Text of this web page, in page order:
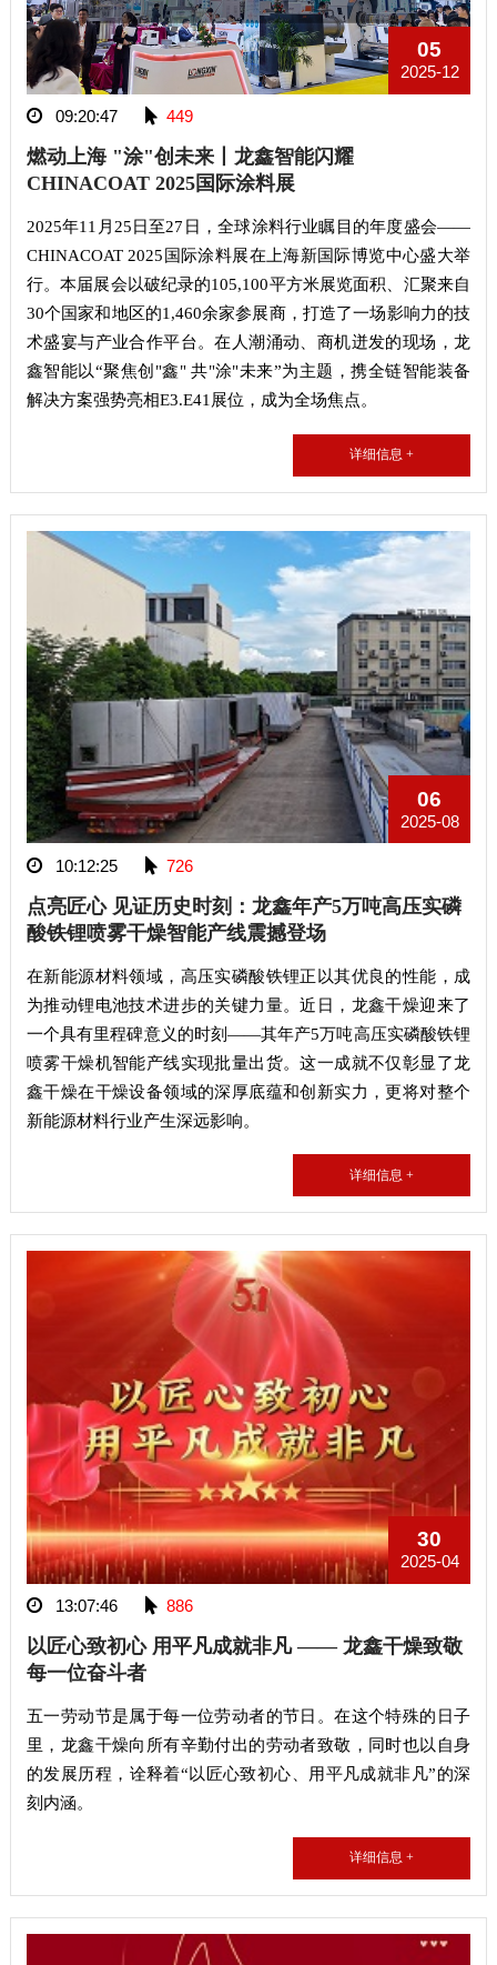
05
2025-12
09:20:47 449
燃动上海 "涂"创未来丨龙鑫智能闪耀
CHINACOAT 2025国际涂料展
2025年11月25日至27日，全球涂料行业瞩目的年度盛会——
CHINACOAT 2025国际涂料展在上海新国际博览中心盛大举
行。本届展会以破纪录的105,100平方米展览面积、汇聚来自
30个国家和地区的1,460余家参展商，打造了一场影响力的技
术盛宴与产业合作平台。在人潮涌动、商机迸发的现场，龙
鑫智能以“聚焦创"鑫" 共"涂"未来”为主题，携全链智能装备
解决方案强势亮相E3.E41展位，成为全场焦点。
详细信息 +
06
2025-08
10:12:25 726
点亮匠心 见证历史时刻：龙鑫年产5万吨高压实磷
酸铁锂喷雾干燥智能产线震撼登场
在新能源材料领域，高压实磷酸铁锂正以其优良的性能，成
为推动锂电池技术进步的关键力量。近日，龙鑫干燥迎来了
一个具有里程碑意义的时刻——其年产5万吨高压实磷酸铁锂
喷雾干燥机智能产线实现批量出货。这一成就不仅彰显了龙
鑫干燥在干燥设备领域的深厚底蕴和创新实力，更将对整个
新能源材料行业产生深远影响。
详细信息 +
30
2025-04
13:07:46 886
以匠心致初心 用平凡成就非凡 —— 龙鑫干燥致敬
每一位奋斗者
五一劳动节是属于每一位劳动者的节日。在这个特殊的日子
里，龙鑫干燥向所有辛勤付出的劳动者致敬，同时也以自身
的发展历程，诠释着“以匠心致初心、用平凡成就非凡”的深
刻内涵。
详细信息 +